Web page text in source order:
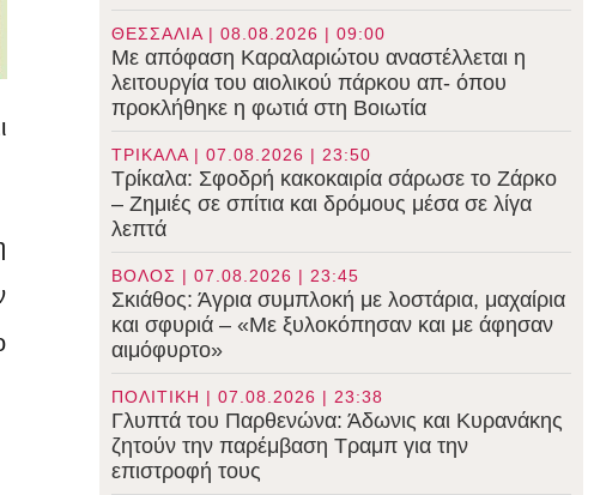
ΘΕΣΣΑΛΙΑ | 08.08.2026 | 09:00
Με απόφαση Καραλαριώτου αναστέλλεται η
λειτουργία του αιολικού πάρκου απ- όπου
προκλήθηκε η φωτιά στη Βοιωτία
ΤΡΙΚΑΛΑ | 07.08.2026 | 23:50
Τρίκαλα: Σφοδρή κακοκαιρία σάρωσε το Ζάρκο
– Ζημιές σε σπίτια και δρόμους μέσα σε λίγα
λεπτά
ΒΟΛΟΣ | 07.08.2026 | 23:45
Σκιάθος: Άγρια συμπλοκή με λοστάρια, μαχαίρια
και σφυριά – «Με ξυλοκόπησαν και με άφησαν
αιμόφυρτο»
ΠΟΛΙΤΙΚΗ | 07.08.2026 | 23:38
Γλυπτά του Παρθενώνα: Άδωνις και Κυρανάκης
ζητούν την παρέμβαση Τραμπ για την
επιστροφή τους